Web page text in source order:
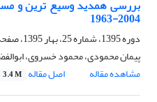
بررسی همدید وسیع ترین و
2004-1963
دوره 1395، شماره 25، بهار 1395، صفحه
پیمان محمودی، محمود خسروی،
مشاهده مقاله
اصل مقاله 3.4 M